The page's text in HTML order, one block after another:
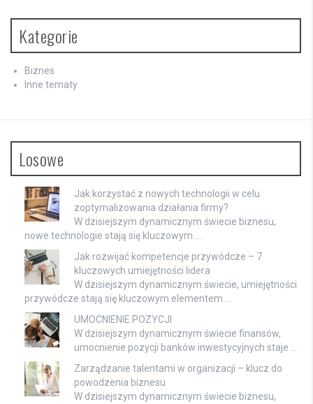
Kategorie
Biznes
Inne tematy
Losowe
Jak korzystać z nowych technologii w celu
zoptymalizowania działania firmy?
W dzisiejszym dynamicznym świecie biznesu,
nowe technologie stają się kluczowym …
Jak rozwijać kompetencje przywódcze – 7
kluczowych umiejętności lidera
W dzisiejszym dynamicznym świecie, umiejętności
przywódcze stają się kluczowym elementem …
UMOCNIENIE POZYCJI
W dzisiejszym dynamicznym świecie finansów,
umocnienie pozycji banków inwestycyjnych staje …
Zarządzanie talentami w organizacji – klucz do
powodzenia biznesu
W dzisiejszym dynamicznym świecie biznesu,